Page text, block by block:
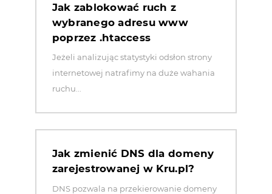
Jak zablokować ruch z
wybranego adresu www
poprzez .htaccess
Jeżeli analizując statystyki odsłon strony
internetowej natrafimy na duże wahania
ruchu...
Jak zmienić DNS dla domeny
zarejestrowanej w Kru.pl?
DNS pozwala na przekierowanie domeny